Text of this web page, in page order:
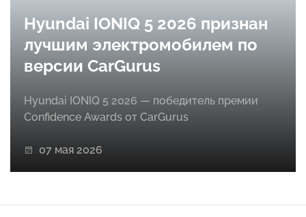
Hyundai IONIQ 5 2026 признан
лучшим электромобилем по
версии CarGurus
Hyundai IONIQ 5 2026 — победитель премии
Confidence Awards от CarGurus
07 мая 2026